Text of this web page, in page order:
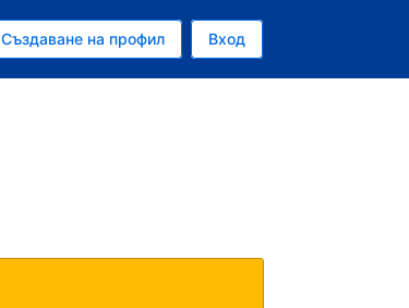
Създаване на профил Вход